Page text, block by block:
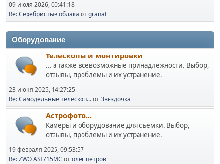
09 июля 2026, 00:41:18
Re: Серебристые облака отgranat
Оборудование
Телескопы и монтировки
... а также всевозможные принадлежности. Выбор,
отзывы, проблемы и их устранение.
23 июня 2025, 14:27:25
Re: Самодельные телескоп...отЗвёздочка
Астрофото...
Камеры и оборудование для съемки. Выбор,
отзывы, проблемы и их устранение.
19 февраля 2025, 09:53:57
Re: ZWO ASI715MC отолег петров